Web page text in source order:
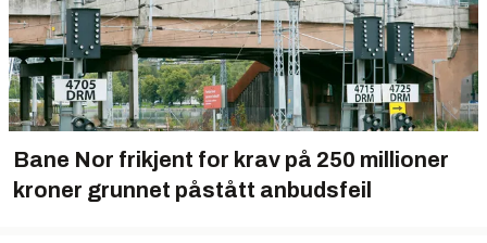
Bane Nor frikjent for krav på 250 millioner
kroner grunnet påstått anbudsfeil